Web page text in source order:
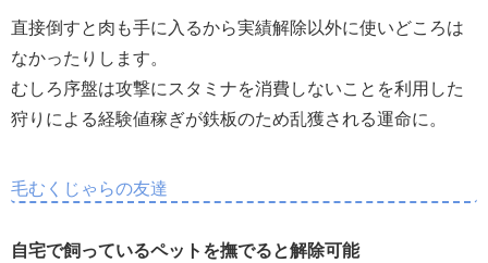
直接倒すと肉も手に入るから実績解除以外に使いどころは
なかったりします。
むしろ序盤は攻撃にスタミナを消費しないことを利用した
狩りによる経験値稼ぎが鉄板のため乱獲される運命に。
毛むくじゃらの友達
自宅で飼っているペットを撫でると解除可能